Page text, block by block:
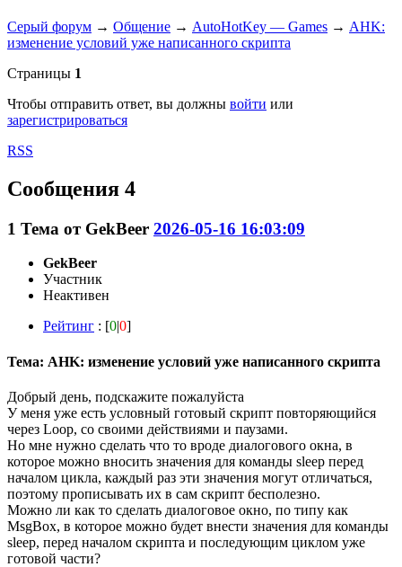
Серый форум → Общение → AutoHotKey — Games → AHK:
изменение условий уже написанного скрипта
Страницы 1
Чтобы отправить ответ, вы должны войти или
зарегистрироваться
RSS
Сообщения 4
1 Тема от GekBeer 2026-05-16 16:03:09
GekBeer
Участник
Неактивен
Рейтинг : [0|0]
Тема: AHK: изменение условий уже написанного скрипта
Добрый день, подскажите пожалуйста
У меня уже есть условный готовый скрипт повторяющийся
через Loop, со своими действиями и паузами.
Но мне нужно сделать что то вроде диалогового окна, в
которое можно вносить значения для команды sleep перед
началом цикла, каждый раз эти значения могут отличаться,
поэтому прописывать их в сам скрипт бесполезно.
Можно ли как то сделать диалоговое окно, по типу как
MsgBox, в которое можно будет внести значения для команды
sleep, перед началом скрипта и последующим циклом уже
готовой части?